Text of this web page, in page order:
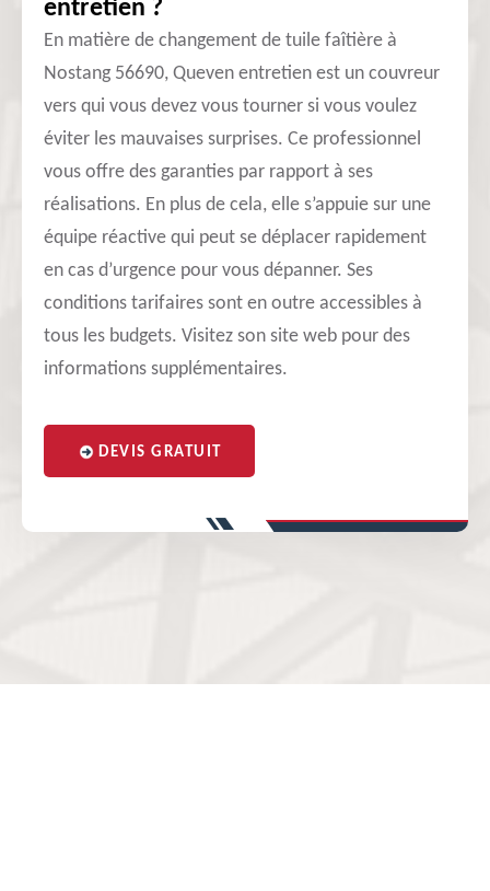
entretien ?
En matière de changement de tuile faîtière à
Nostang 56690, Queven entretien est un couvreur
vers qui vous devez vous tourner si vous voulez
éviter les mauvaises surprises. Ce professionnel
vous offre des garanties par rapport à ses
réalisations. En plus de cela, elle s’appuie sur une
équipe réactive qui peut se déplacer rapidement
en cas d’urgence pour vous dépanner. Ses
conditions tarifaires sont en outre accessibles à
tous les budgets. Visitez son site web pour des
informations supplémentaires.
DEVIS GRATUIT